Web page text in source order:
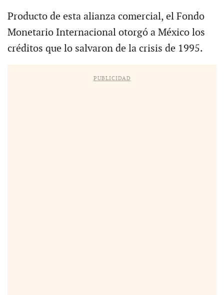
Producto de esta alianza comercial, el Fondo
Monetario Internacional otorgó a México los
créditos que lo salvaron de la crisis de 1995.
PUBLICIDAD